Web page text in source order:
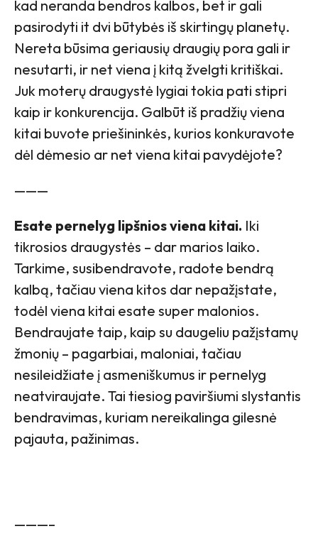
kad neranda bendros kalbos, bet ir gali
pasirodyti it dvi būtybės iš skirtingų planetų.
Nereta būsima geriausių draugių pora gali ir
nesutarti, ir net viena į kitą žvelgti kritiškai.
Juk moterų draugystė lygiai tokia pati stipri
kaip ir konkurencija. Galbūt iš pradžių viena
kitai buvote priešininkės, kurios konkuravote
dėl dėmesio ar net viena kitai pavydėjote?
———
Esate pernelyg lipšnios viena kitai. Iki
tikrosios draugystės – dar marios laiko.
Tarkime, susibendravote, radote bendrą
kalbą, tačiau viena kitos dar nepažįstate,
todėl viena kitai esate super malonios.
Bendraujate taip, kaip su daugeliu pažįstamų
žmonių – pagarbiai, maloniai, tačiau
nesileidžiate į asmeniškumus ir pernelyg
neatviraujate. Tai tiesiog paviršiumi slystantis
bendravimas, kuriam nereikalinga gilesnė
pajauta, pažinimas.
———–